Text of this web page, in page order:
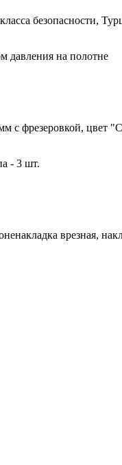
безопасности,
давления на полотне
с фрезеровкой, цвет
- 3 шт.
врезная,